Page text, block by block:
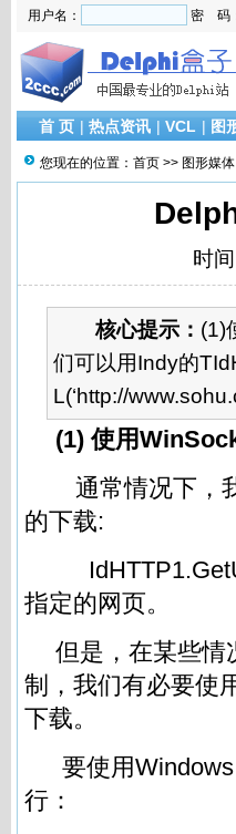
用户名： 密 码
首 页 | 热点资讯 | VCL | 图
您现在的位置： 首页 >> 图形媒体
时
核心提示： (1)
们可以用Indy的
L(‘http://
(1) 使用
通常情况下，
的下载:
指定的网页。
但是，在某些情
制，我们有必要使
下载。
要使用
行：